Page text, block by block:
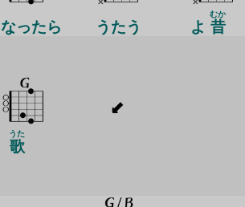
なったら うたう よ 昔
むか
歌
うた